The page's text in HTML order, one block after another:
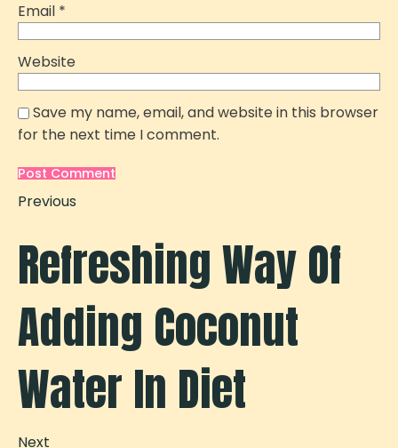
Email *
Website
Save my name, email, and website in this browser
for the next time I comment.
Previous
Refreshing Way Of
Adding Coconut
Water In Diet
Next